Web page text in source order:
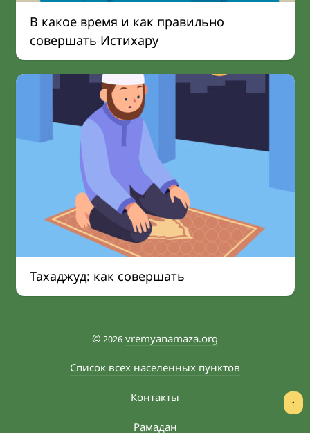
В какое время и как правильно
совершать Истихару
Тахаджуд: как совершать
© 2026 vremyanamaza.org
Список всех населенных пунктов
Контакты
Рамадан
↑